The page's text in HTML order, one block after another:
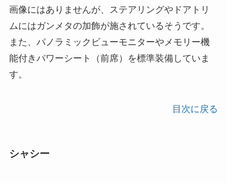
画像にはありませんが、ステアリングやドアトリ
ムにはガンメタの加飾が施されているそうです。
また、パノラミックビューモニターやメモリー機
能付きパワーシート（前席）を標準装備していま
す。
目次に戻る
シャシー